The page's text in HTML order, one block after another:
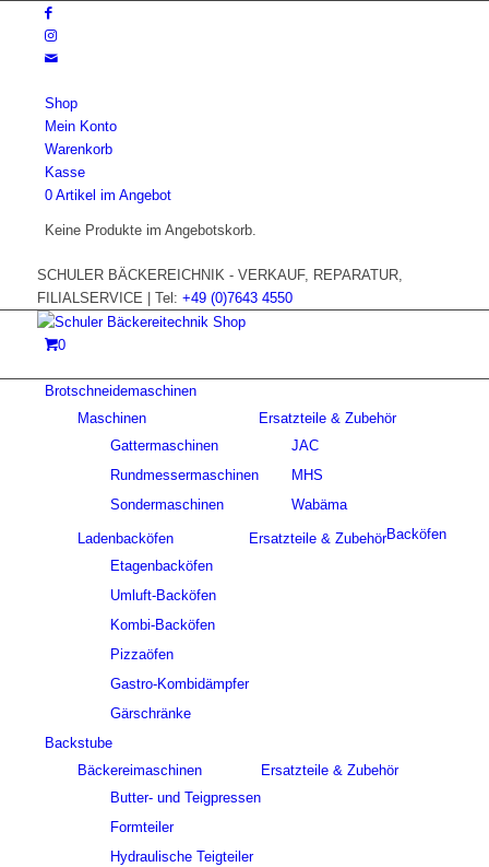
Shop
Mein Konto
Warenkorb
Kasse
0 Artikel im Angebot
Keine Produkte im Angebotskorb.
SCHULER BÄCKEREICHNIK - VERKAUF, REPARATUR,
FILIALSERVICE | Tel: +49 (0)7643 4550
0
Brotschneidemaschinen
Maschinen
Gattermaschinen
Rundmessermaschinen
Sondermaschinen
Ersatzteile & Zubehör
JAC
MHS
Wabäma
Backöfen
Ladenbacköfen
Etagenbacköfen
Umluft-Backöfen
Kombi-Backöfen
Pizzaöfen
Gastro-Kombidämpfer
Gärschränke
Ersatzteile & Zubehör
Backstube
Bäckereimaschinen
Butter- und Teigpressen
Formteiler
Hydraulische Teigteiler
Ersatzteile & Zubehör